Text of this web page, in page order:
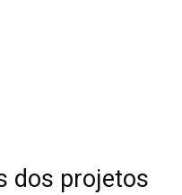
dos projetos